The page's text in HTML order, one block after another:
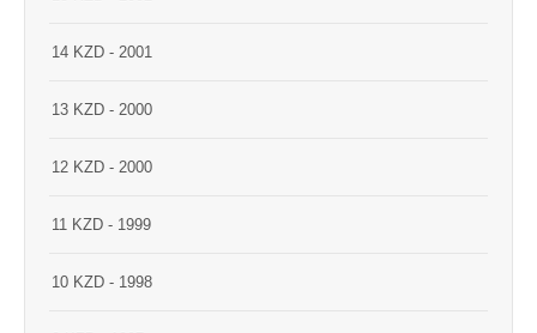
14 KZD - 2001
13 KZD - 2000
12 KZD - 2000
11 KZD - 1999
10 KZD - 1998